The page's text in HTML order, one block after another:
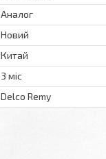
Аналог
Новий
Китай
3 міс
Delco Remy